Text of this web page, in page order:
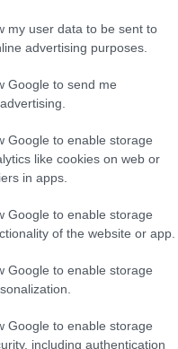
my user data to be sent to
advertising purposes.
Google to send me
Google to enable storage
like cookies on web or
in apps.
Google to enable storage
of the website or app.
Google to enable storage
Google to enable storage
including authentication
herceg fehér lovon" -
hogy hozzáment
első: ezekben a